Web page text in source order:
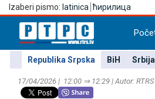
Izaberi pismo: latinica ћирилица
Republika Srpska BiH Srbija
17/04/2026 | 12:00 ⇒ 12:29 | Autor: RTRS